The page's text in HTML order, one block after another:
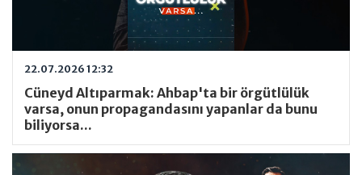
22.07.2026 12:32
Cüneyd Altıparmak: Ahbap'ta bir örgütlülük
varsa, onun propagandasını yapanlar da bunu
biliyorsa...